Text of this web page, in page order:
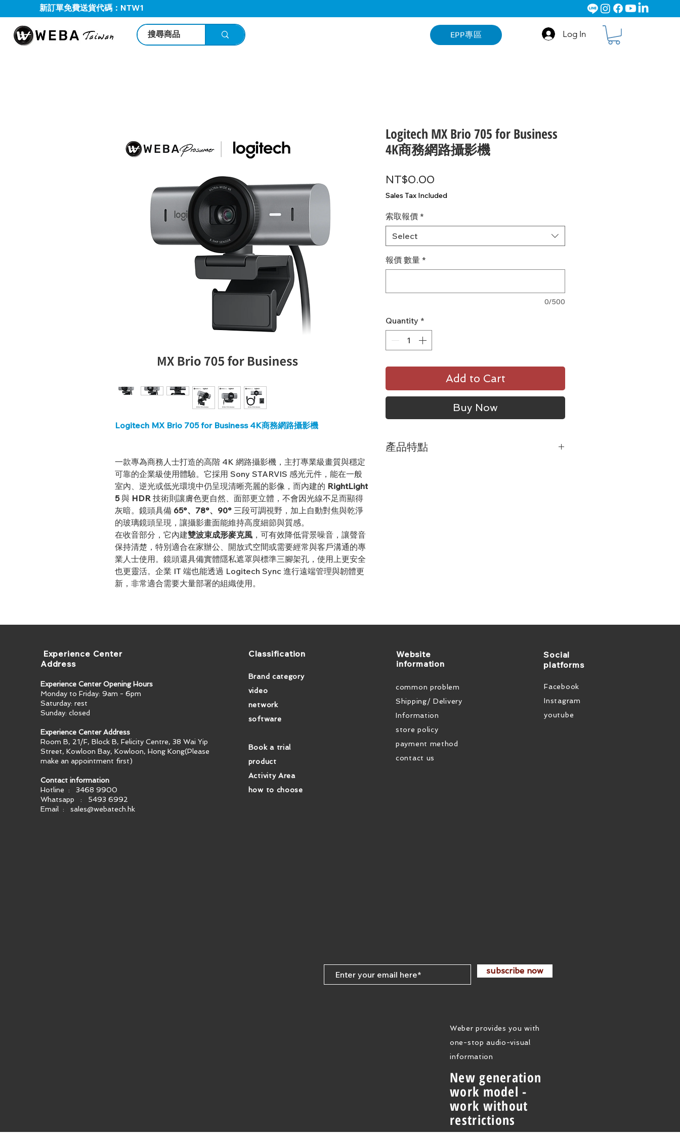
新訂單免費送貨代碼：NTW1
EPP專區 Log In
Logitech MX Brio 705 for Business 4K商務網路攝影機
一款專為商務人士打造的高階 4K 網路攝影機，主打專業級畫質與穩定
可靠的企業級使用體驗。它採用 Sony STARVIS 感光元件，能在一般
室內、逆光或低光環境中仍呈現清晰亮麗的影像，而內建的 RightLight
5與 HDR 技術則讓膚色更自然、面部更立體，不會因光線不足而顯得
灰暗。鏡頭具備 65°、78°、90° 三段可調視野，加上自動對焦與乾淨
的玻璃鏡頭呈現，讓攝影畫面能維持高度細節與質感。
在收音部分，它內建雙波束成形麥克風 ，可有效降低背景噪音，讓聲音
保持清楚，特別適合在家辦公、開放式空間或需要經常與客戶溝通的專
業人士使用。鏡頭還具備實體隱私遮罩與標準三腳架孔，使用上更安全
也更靈活。企業 IT 端也能透過 Logitech Sync 進行遠端管理與韌體更
新，非常適合需要大量部署的組織使用。
Logitech MX Brio 705 for Business
4K商務網路攝影機
NT$0.00
Sales Tax Included
索取報價 *
Select
報價 數量 *
0/500
Quantity *
Add to Cart
Buy Now
產品特點
​ Experience Center
Address
Experience Center Opening Hours
Monday to Friday: 9am - 6pm
Saturday: rest
Sunday: closed
Experience Center Address
Room B, 21/F, Block B, Felicity Centre, 38 Wai Yip
Street, Kowloon Bay, Kowloon, Hong Kong​(Please
make an appointment first)
Contact information
Hotline : 3468 9900
Whatsapp : 5493 6992
Email :sales@webatech.hk
​Classification
Brand category
video
network
software
Book a trial
product
Activity Area
how to choose
​Website
information
common problem
Shipping/ Delivery
Information
store policy
payment method
contact us
Social
platforms
Facebook
Instagram
youtube
subscribe now
Weber provides you with
one-stop audio-visual
information
New generation
work model -
work without
restrictions